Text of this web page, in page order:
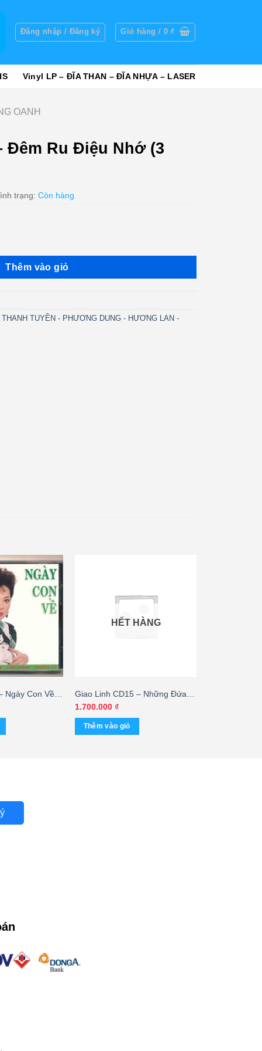
Đăng nhập / Đăng ký Giỏ hàng / 0₫
Vinyl LP – ĐĨA THAN – ĐĨA NHỰA – LASER
OANH
Đêm Ru Điệu Nhớ (3
trạng: Còn hàng
Thêm vào giỏ
TUYỀN - PHƯƠNG DUNG - HƯƠNG LAN -
Ngày Con Về
HẾT HÀNG
Giao Linh CD15 – Những Đứa
Con Của Mẹ (ADCA) KGTUS –
cái
1.700.000 ₫
Thêm vào giỏ